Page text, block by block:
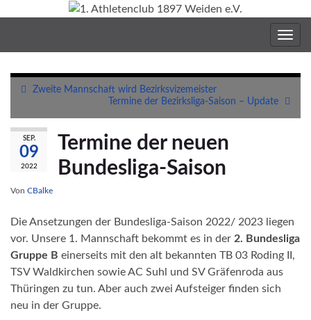
Zweite Mannschaft wird Bezirksvizemeister
Termine der Bezirksliga-Saison – Update
SEP.
09
2022
Termine der neuen
Bundesliga-Saison
Von CBalke
Die Ansetzungen der Bundesliga-Saison 2022/ 2023 liegen
vor. Unsere 1. Mannschaft bekommt es in der 2. Bundesliga
Gruppe B einerseits mit den alt bekannten TB 03 Roding II,
TSV Waldkirchen sowie AC Suhl und SV Gräfenroda aus
Thüringen zu tun. Aber auch zwei Aufsteiger finden sich
neu in der Gruppe.